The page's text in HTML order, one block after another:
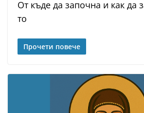
От къде да започна и как да
то
Прочети повече